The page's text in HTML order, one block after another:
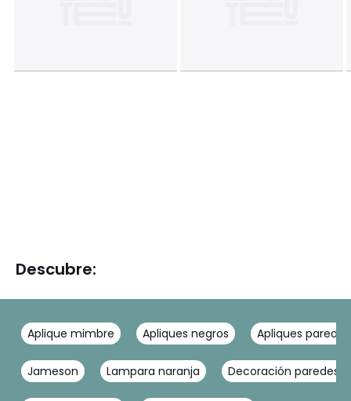
Descubre:
Aplique mimbre Apliques negros Apliques pared
Jameson Lampara naranja Decoración paredes